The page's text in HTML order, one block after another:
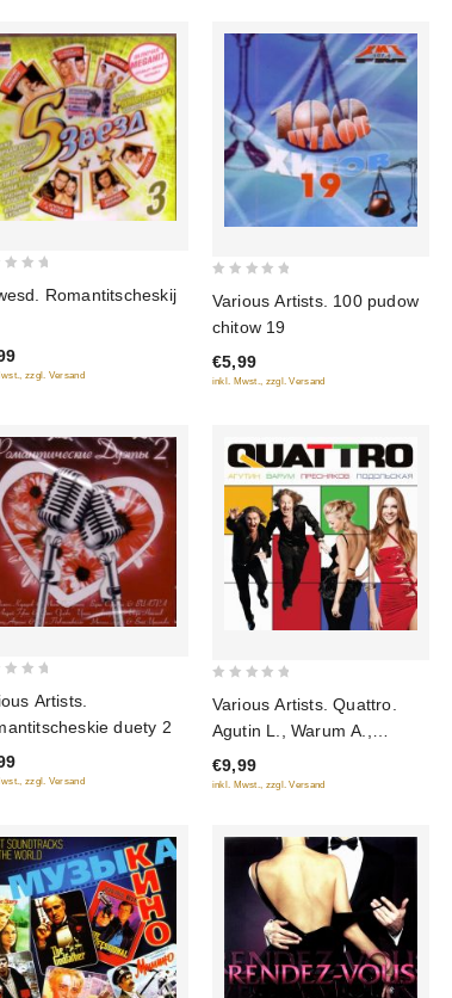
Romantitscheskij
zzgl. Versand
of
5
Various Artists. 100 pudow
chitow 19
€5,99
inkl. Mwst., zzgl. Versand
Artists.
duety 2
zzgl. Versand
of
5
Various Artists. Quattro.
Agutin L., Warum A.,
Presnjakow W., Podolskaja
N. (mp3)
€9,99
inkl. Mwst., zzgl. Versand